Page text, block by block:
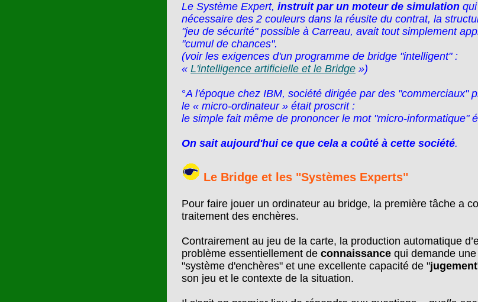
Le Système Expert, instruit par un moteur de simulation
nécessaire des 2 couleurs dans la réusite du contrat, la
"jeu de sécurité" possible à Carreau, avait tout simplement
"cumul de chances".
(voir les exigences d'un programme de bridge "intelligent" :
« L'intelligence artificielle et le Bridge »)
°A l'époque chez IBM, société dirigée par des "commerciaux"
le « micro-ordinateur » était proscrit :
le simple fait même de prononcer le mot "micro-informatique"
On sait aujourd'hui ce que cela a coûté à cette société.
Le Bridge et les "Systèmes Experts"
Pour faire jouer un ordinateur au bridge, la première tâche a
traitement des enchères.
Contrairement au jeu de la carte, la production automatique
problème essentiellement de connaissance qui demande
"système d'enchères" et une excellente capacité de "jugement
son jeu et le contexte de la situation.